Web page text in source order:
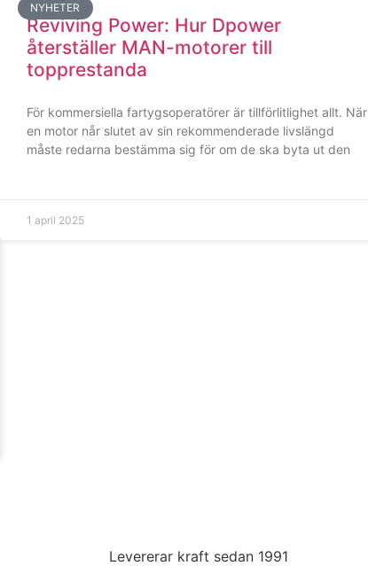
NYHETER
Reviving Power: Hur Dpower
återställer MAN-motorer till
topprestanda
För kommersiella fartygsoperatörer är tillförlitlighet allt. När
en motor når slutet av sin rekommenderade livslängd
måste redarna bestämma sig för om de ska byta ut den
1 april 2025
Levererar kraft sedan 1991